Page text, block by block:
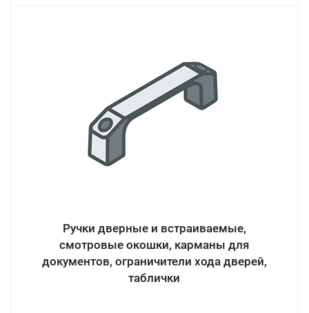
Ручки дверные и встраиваемые,
смотровые окошки, карманы для
документов, ограничители хода дверей,
таблички